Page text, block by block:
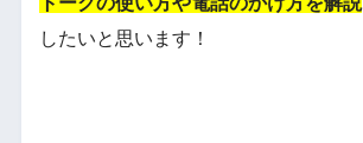
したいと思います！